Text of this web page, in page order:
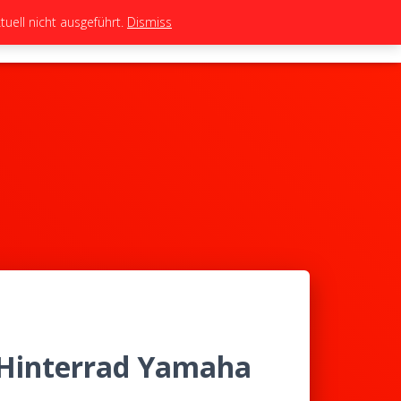
TEAM TUNING BIKES
Yamaha
nicht ausgeführt. Dismiss